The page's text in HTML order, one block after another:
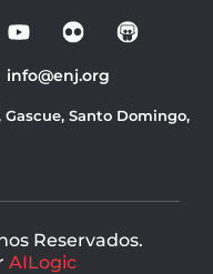
o
t
b
info@enj.org
Gascue, Santo Domingo,
Reservados.
AILogic